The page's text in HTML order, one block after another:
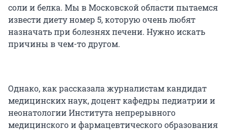
соли и белка. Мы в Московской области пытаемся
извести диету номер 5, которую очень любят
назначать при болезнях печени. Нужно искать
причины в чем-то другом.
Однако, как рассказала журналистам кандидат
медицинских наук, доцент кафедры педиатрии и
неонатологии Института непрерывного
медицинского и фармацевтического образования